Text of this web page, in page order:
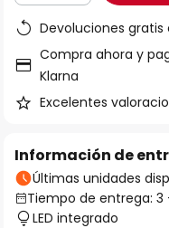
Devoluciones gratis
Compra ahora y
Klarna
Excelentes
Información de
Últimas unidades
Tiempo de entrega:
LED integrado